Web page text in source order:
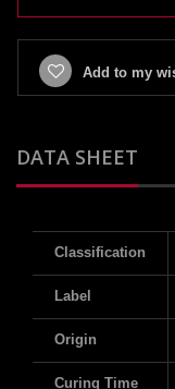
Add to my
DATA SHEET
Classification
Label
Origin
Curing Time